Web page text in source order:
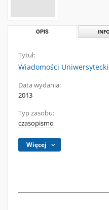
OPIS
Tytuł:
Wiadomości
Data wydania:
2013
Typ zasobu:
czasopismo
Więcej